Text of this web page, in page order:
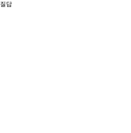
질답